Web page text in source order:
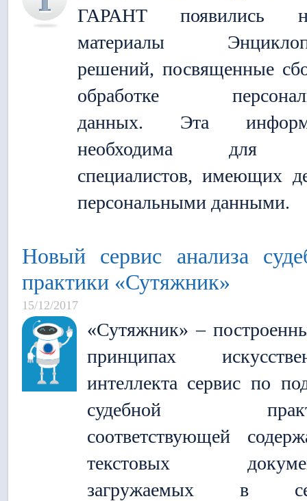
ГАРАНТ появились
материалы
решений, посвященные
обработке
данных. Эта
необходима для
специалистов, имеющих
персональными данными.
Новый сервис анализа
практики «Сутяжник»
15/12/2017
«Сутяжник» –
принципах
интеллекта сервис по
судебной
соответствующей
текстовых
загружаемых в